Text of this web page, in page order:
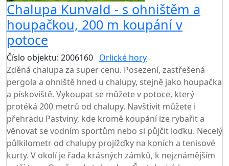
Chalupa Kunvald - s ohništěm a
houpačkou, 200 m koupání v
potoce
Číslo objektu: 2006160 Orlické hory
Zděná chalupa za super cenu. Posezení, zastřešená
pergola a ohniště hned u chalupy, stejně jako houpačka
a pískoviště. Vykoupat se můžete v potoce, který
protéká 200 metrů od chalupy. Navštívit můžete i
přehradu Pastviny, kde kromě koupání lze rybařit a
věnovat se vodním sportům nebo si půjčit loďku. Necelý
půlkilometr od chalupy projížďky na koních a tenisové
kurty. V okolí je řada krásných zámků, k nejznámějším